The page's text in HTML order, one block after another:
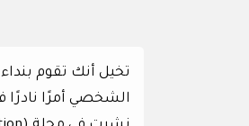
تخيل أنك تقوم
الشخصي أمرًا نادرًا